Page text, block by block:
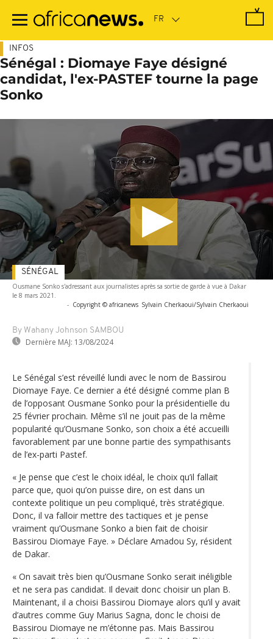
contenu
INFOS
Sénégal : Diomaye Faye désigné
candidat, l'ex-PASTEF tourne la page
Sonko
Ousmane Sonko s'adressant aux journalistes après sa sortie de garde à vue à Dakar
le 8 mars 2021.
- Copyright © africanews Sylvain Cherkaoui/Sylvain Cherkaoui
By Wahany Johnson SAMBOU
Dernière MAJ: 13/08/2024
SÉNÉGAL
Le Sénégal s’est réveillé lundi avec le nom de Bassirou
Diomaye Faye. Ce dernier a été désigné comme plan B
de l’opposant Ousmane Sonko pour la présidentielle du
25 février prochain. Même s’il ne jouit pas de la même
popularité qu’Ousmane Sonko, son choix a été accueilli
favorablement par une bonne partie des sympathisants
de l’ex-parti Pastef.
« Je pense que c’est le choix idéal, le choix qu’il fallait
parce que, quoi qu’on puisse dire, on est dans un
contexte politique un peu compliqué, très stratégique.
Donc, il va falloir mettre des tactiques et je pense
vraiment qu’Ousmane Sonko a bien fait de choisir
Bassirou Diomaye Faye. » Déclare Amadou Sy, résident
de Dakar.
« On savait très bien qu’Ousmane Sonko serait inéligible
et ne sera pas candidat. Il devait donc choisir un plan B.
Maintenant, il a choisi Bassirou Diomaye alors qu’il y avait
d’autres comme Guy Marius Sagna, donc le choisi de
Bassirou Diomaye ne m’étonne pas. Mais Bassirou